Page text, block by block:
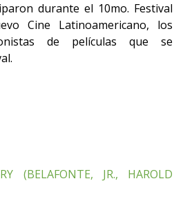
durante el 10mo. Festival
Cine Latinoamericano, los
de películas que se
(BELAFONTE, JR., HAROLD